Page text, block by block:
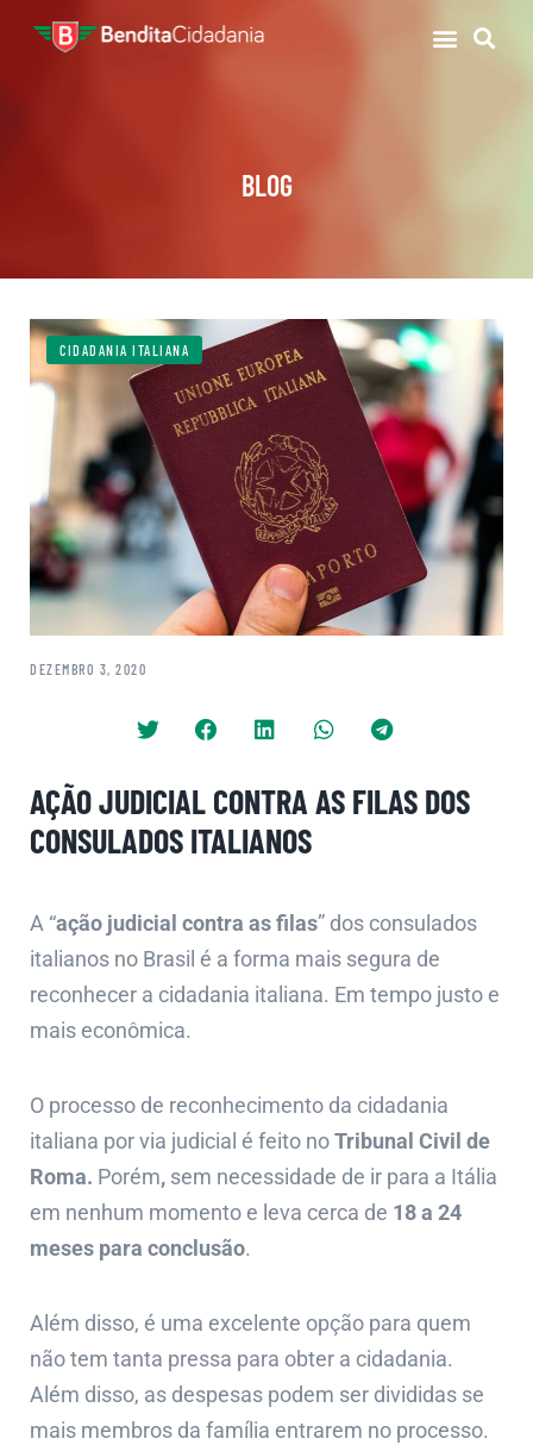
BLOG
CIDADANIA ITALIANA
DEZEMBRO 3, 2020
AÇÃO JUDICIAL CONTRA AS FILAS DOS
CONSULADOS ITALIANOS
A “ação judicial contra as filas” dos consulados
italianos no Brasil é a forma mais segura de
reconhecer a cidadania italiana. Em tempo justo e
mais econômica.
O processo de reconhecimento da cidadania
italiana por via judicial é feito noTribunal Civil de
Roma. Porém, sem necessidade de ir para a Itália
em nenhum momento e leva cerca de 18 a 24
meses para conclusão.
Além disso, é uma excelente opção para quem
não tem tanta pressa para obter a cidadania.
Além disso, as despesas podem ser divididas se
mais membros da família entrarem no processo.